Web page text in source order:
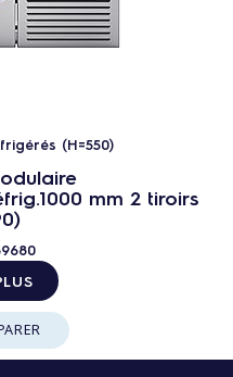
(H=550)
mm 2 tiroirs